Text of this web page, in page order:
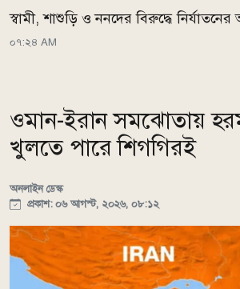
স্বামী, শাশুড়ি ও ননদের বিরুদ্ধে
০৭:২৪ AM
ওমান-ইরান সমঝোতায়
খুলতে পারে শিগগিরই
অনলাইন ডেস্ক
প্রকাশ: ০৬ আগস্ট, ২০২৬, ০৮:১২